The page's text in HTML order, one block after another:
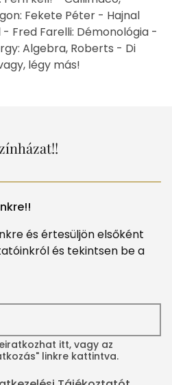
Fekete Péter - Hajnal
Fred Farelli: Démonológia -
Algebra, Roberts - Di
légy más!
és értesüljön elsőként
és tekintsen be a
itt, vagy az
linkre kattintva.